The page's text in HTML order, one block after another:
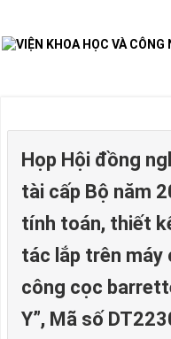
Họp Hội đồng
tài cấp Bộ năm
tính toán, thiết
tác lắp trên máy
công cọc
Y”, Mã số